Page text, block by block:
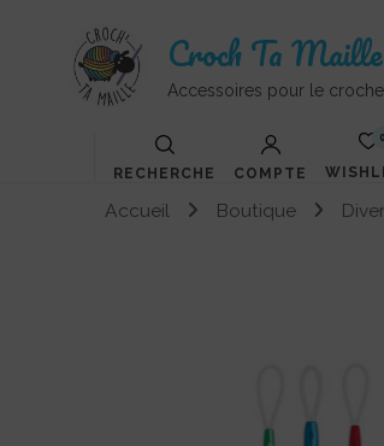
Croch Ta Maille
Accessoires pour le
RECHERCHE COMPTE
0
Accueil Boutique